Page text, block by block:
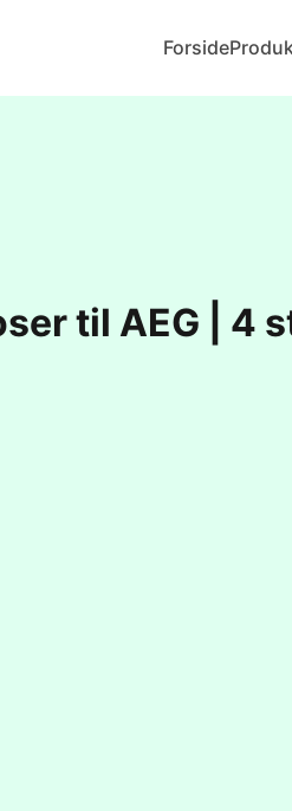
Forside
til AEG | 4